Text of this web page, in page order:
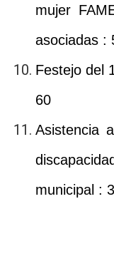
mujer
asociadas :
Festejo del
60
Asistencia
municipal :